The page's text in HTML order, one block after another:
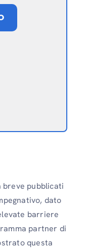
pubblicati
dato
barriere
partner di
questa